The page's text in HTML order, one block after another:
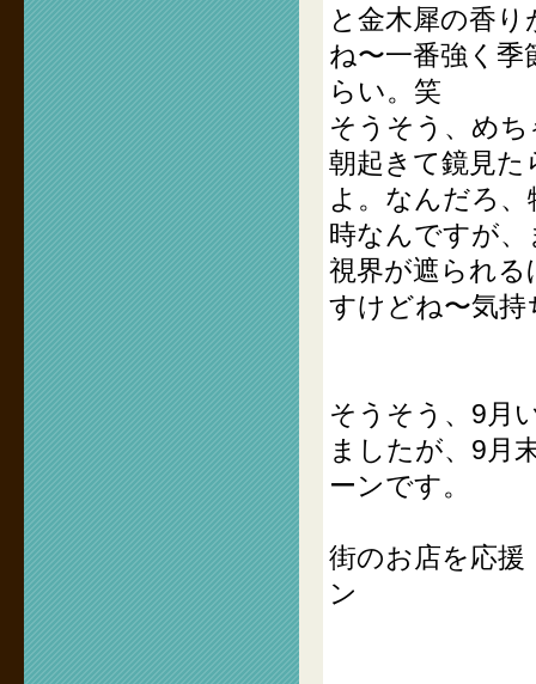
と金木犀の香
ね〜一番強く
らい。笑
そうそう、め
朝起きて鏡見
よ。なんだろ
時なんですが
視界が遮られ
すけどね〜気持
そうそう、9月
ましたが、9月
ーンです。
街のお店を応援
ン